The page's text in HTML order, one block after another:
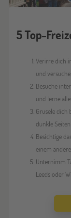
5 Top-
Verirre dich
und
Besuche
und lerne
Grusele dich
dunkle
Besichtige
einem
Unternimm
Leeds oder